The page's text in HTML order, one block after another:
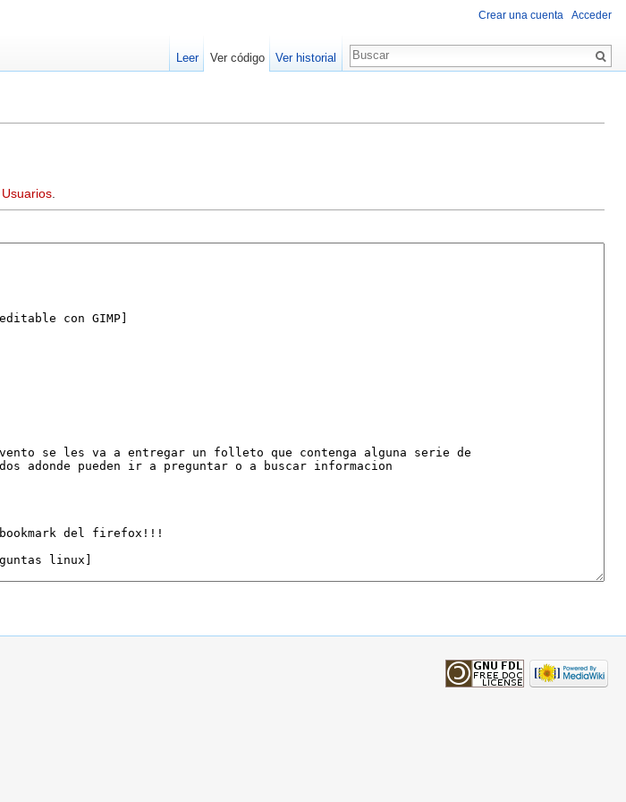
Usuarios
Crear una cuenta Acceder
Leer Ver código Ver historial